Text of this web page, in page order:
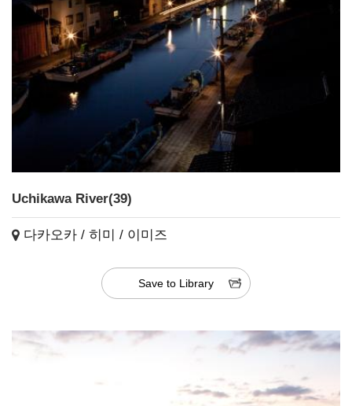
Uchikawa River(39)
다카오카 / 히미 / 이미즈
Save to Library